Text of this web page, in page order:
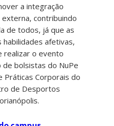
a integração
contribuindo
de todos, já que as
habilidades afetivas,
realizar o evento
de bolsistas do NuPe
Práticas Corporais do
de Desportos